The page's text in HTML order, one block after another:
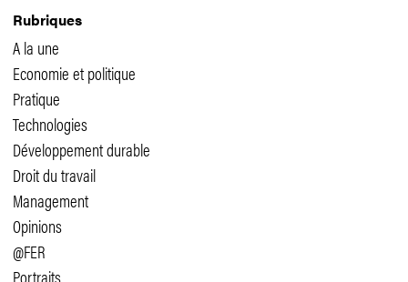
Rubriques
A la une
Economie et politique
Pratique
Technologies
Développement durable
Droit du travail
Management
Opinions
@FER
Portraits